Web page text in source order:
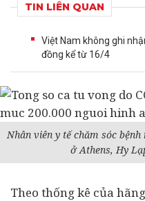
TIN LIÊN QUAN
Việt Nam không ghi
đồng kể từ 16/4
Nhân viên y tế chăm sóc
ở Athens, Hy
Theo thống kê của